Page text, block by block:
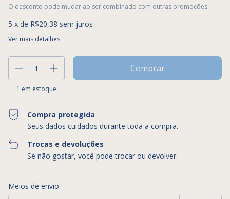
O desconto pode mudar ao ser combinado com outras promoções.
5 x de R$20,38 sem juros
Ver mais detalhes
1 em estoque
Compra protegida
Seus dados cuidados durante toda a compra.
Trocas e devoluções
Se não gostar, você pode trocar ou devolver.
Entregas para o CEP:
Meios de envio